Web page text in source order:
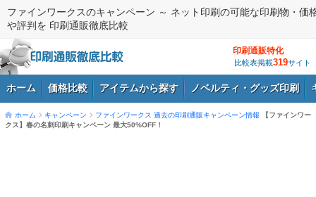
ファインワークスのキャンペーン ～ ネット印刷の可能な印刷物・価
や評判を 印刷通販徹底比較
印刷通販特化
比較表掲載319サイト
ホーム 価格比較 アイテムから探す ノベルティ・グッズ印刷
ホーム キャンペーン ファインワークス 過去の印刷通販キャンペーン情報
【ファインワー
クス】春の名刺印刷キャンペーン 最大50%OFF！